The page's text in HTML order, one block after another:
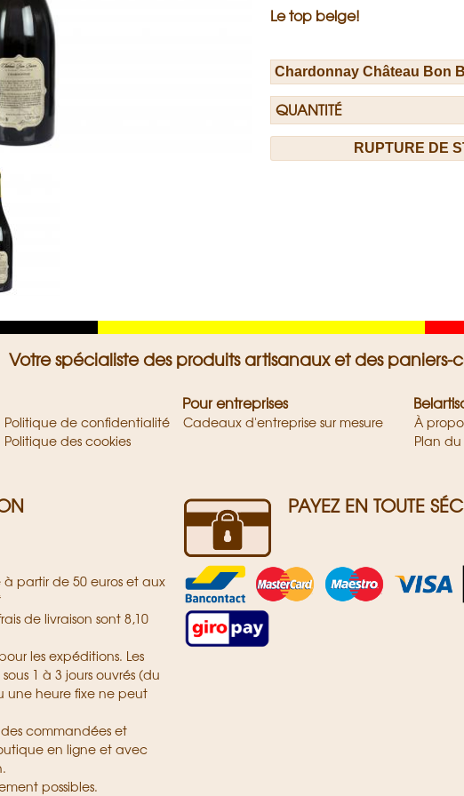
Le top belge!
QUANTITÉ
Votre spécialiste des produits artisanaux et des
Politique de confidentialité
Politique des cookies
Pour entreprises
Cadeaux d'entreprise sur mesure
À
Plan du
partir de 50 euros et aux
de livraison sont 8,10
les expéditions. Les
1 à 3 jours ouvrés (du
une heure fixe ne peut
commandées et
en ligne et avec
possibles.
PAYEZ EN TOUTE